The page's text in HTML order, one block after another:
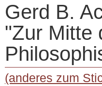
Gerd B.
"Zur Mitte
(anderes zum